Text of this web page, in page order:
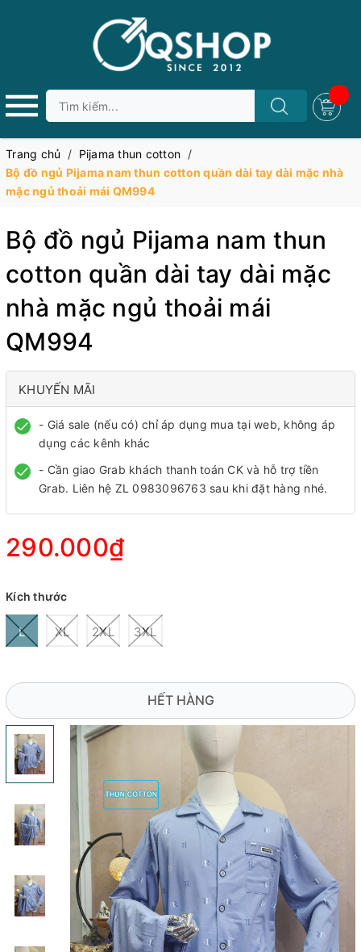
Trang chủ / Pijama thun cotton /
Bộ đồ ngủ Pijama nam thun cotton quần dài tay dài mặc nhà
mặc ngủ thoải mái QM994
Bộ đồ ngủ Pijama nam thun
cotton quần dài tay dài mặc
nhà mặc ngủ thoải mái
QM994
KHUYẾN MÃI
- Giá sale (nếu có) chỉ áp dụng mua tại web, không áp
dụng các kênh khác
- Cần giao Grab khách thanh toán CK và hỗ trợ tiền
Grab. Liên hệ ZL 0983096763 sau khi đặt hàng nhé.
290.000₫
Kích thước
L XL 2XL 3XL
HẾT HÀNG